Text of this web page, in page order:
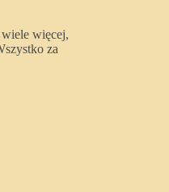
więcej,
za